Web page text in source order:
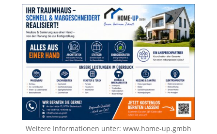
Weitere Informationen unter: www.home-up.gmbh